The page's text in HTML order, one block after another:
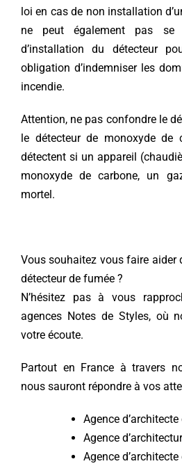
loi en cas de non installation
ne peut également pas se
d’installation du détecteur
obligation d’indemniser les
incendie.
Attention, ne pas confondre le
le détecteur de monoxyde de
détectent si un appareil
monoxyde de carbone, un
mortel.
Vous souhaitez vous faire aider
détecteur de fumée ?
N’hésitez pas à vous
agences Notes de Styles, où
votre écoute.
Partout en France à travers
nous sauront répondre à vos
Agence
Agence
Agence